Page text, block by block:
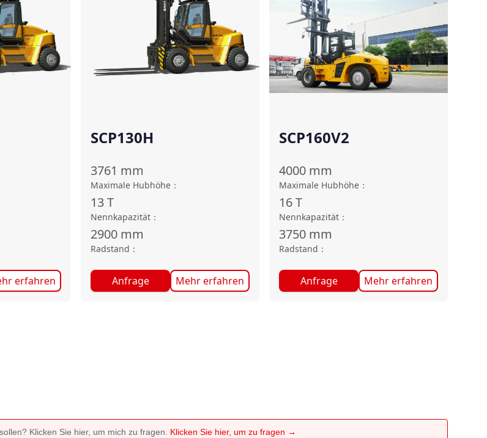
erfahren
SCP130H
3761 mm
Maximale Hubhöhe ：
13T
Nennkapazität ：
2900 mm
Radstand ：
Anfrage Mehr erfahren
SCP160V2
4000 mm
Maximale Hubhöhe ：
16T
Nennkapazität ：
3750 mm
Radstand ：
Anfrage Mehr erfahren
Klicken Sie hier, um mich zu fragen. Klicken Sie hier, um zu fragen →